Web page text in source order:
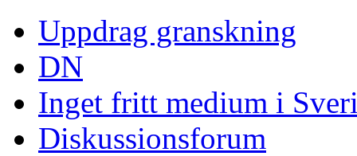
Uppdrag granskning
DN
Inget fritt medium i
Diskussionsforum